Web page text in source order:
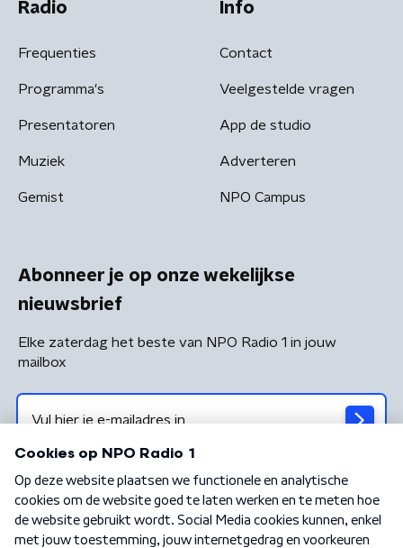
Radio
Frequenties
Programma's
Presentatoren
Muziek
Gemist
Info
Contact
Veelgestelde vragen
App de studio
Adverteren
NPO Campus
Abonneer je op onze wekelijkse
nieuwsbrief
Elke zaterdag het beste van NPO Radio 1 in jouw
mailbox
Algemene voorwaarden Privacybeleid